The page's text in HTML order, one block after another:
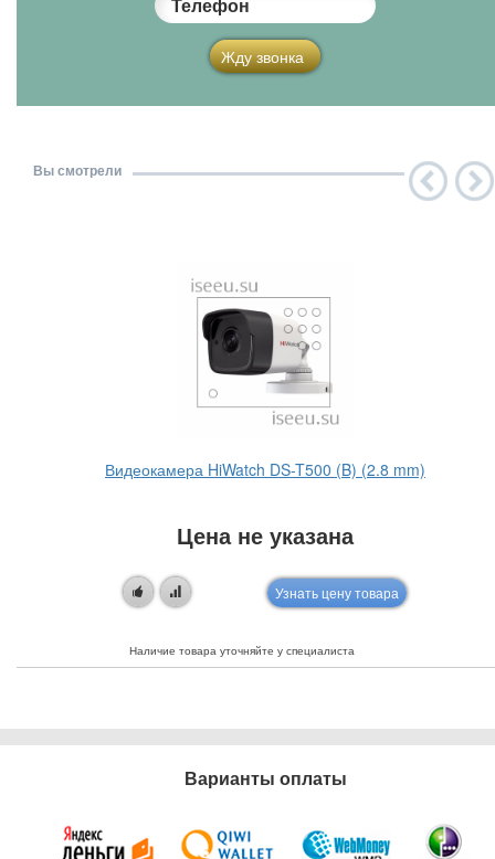
Телефон
Жду звонка
Вы смотрели
Видеокамера HiWatch DS-T500 (B) (2.8 mm)
Цена не указана
Узнать цену товара
Наличие товара уточняйте у специалиста
Варианты оплаты